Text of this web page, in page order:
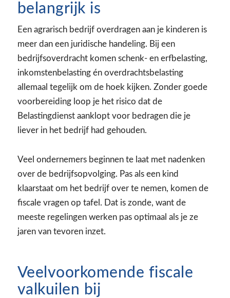
belangrijk is
Een agrarisch bedrijf overdragen aan je kinderen is
meer dan een juridische handeling. Bij een
bedrijfsoverdracht komen schenk- en erfbelasting,
inkomstenbelasting én overdrachtsbelasting
allemaal tegelijk om de hoek kijken. Zonder goede
voorbereiding loop je het risico dat de
Belastingdienst aanklopt voor bedragen die je
liever in het bedrijf had gehouden.
Veel ondernemers beginnen te laat met nadenken
over de bedrijfsopvolging. Pas als een kind
klaarstaat om het bedrijf over te nemen, komen de
fiscale vragen op tafel. Dat is zonde, want de
meeste regelingen werken pas optimaal als je ze
jaren van tevoren inzet.
Veelvoorkomende fiscale
valkuilen bij